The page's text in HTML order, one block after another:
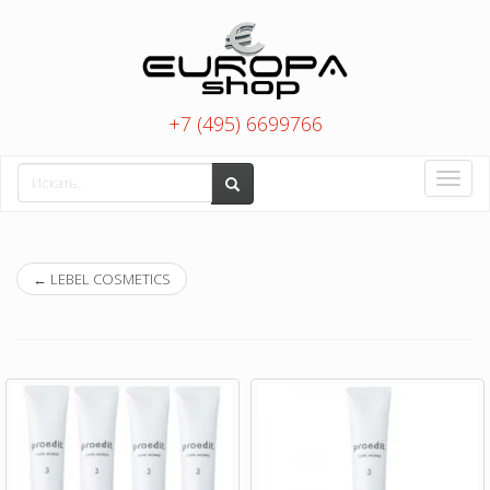
+7 (495) 6699766
Toggle
← LEBEL COSMETICS